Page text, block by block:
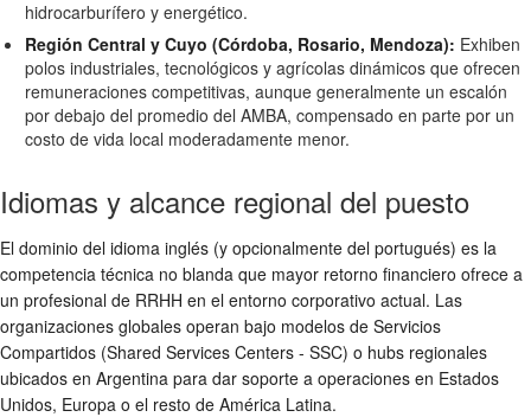
hidrocarburífero y energético.
Región Central y Cuyo (Córdoba, Rosario, Mendoza): Exhiben
polos industriales, tecnológicos y agrícolas dinámicos que ofrecen
remuneraciones competitivas, aunque generalmente un escalón
por debajo del promedio del AMBA, compensado en parte por un
costo de vida local moderadamente menor.
Idiomas y alcance regional del puesto
El dominio del idioma inglés (y opcionalmente del portugués) es la
competencia técnica no blanda que mayor retorno financiero ofrece a
un profesional de RRHH en el entorno corporativo actual. Las
organizaciones globales operan bajo modelos de Servicios
Compartidos (Shared Services Centers - SSC) o hubs regionales
ubicados en Argentina para dar soporte a operaciones en Estados
Unidos, Europa o el resto de América Latina.